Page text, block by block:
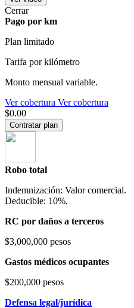
Cerrar
Pago por km
Plan limitado
Tarifa por kilómetro
Monto mensual variable.
Ver cobertura Ver cobertura
$0.00
Contratar plan
Robo total
Indemnización: Valor comercial.
Deducible: 10%.
RC por daños a terceros
$3,000,000 pesos
Gastos médicos ocupantes
$200,000 pesos
Defensa legal/jurídica